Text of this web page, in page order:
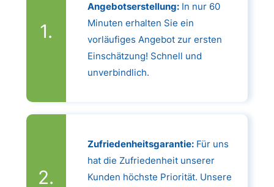
Angebotserstellung:In nur 60
Minuten erhalten Sie ein
vorläufiges Angebot zur ersten
Einschätzung! Schnell und
unverbindlich.
Zufriedenheitsgarantie:Für uns
hat die Zufriedenheit unserer
Kunden höchste Priorität. Unsere